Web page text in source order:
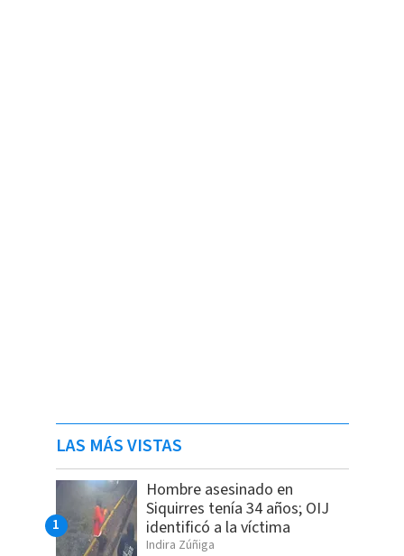
LAS MÁS VISTAS
Hombre asesinado en
Siquirres tenía 34 años; OIJ
identificó a la víctima
Indira Zúñiga